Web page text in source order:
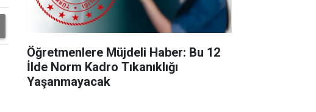
Öğretmenlere Müjdeli Haber: Bu 12
İlde Norm Kadro Tıkanıklığı
Yaşanmayacak